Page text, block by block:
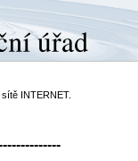
INTERNET.